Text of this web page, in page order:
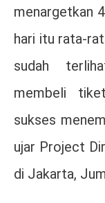
menargetkan
hari itu rata-
sudah
membeli
sukses
ujar Project
di Jakarta,